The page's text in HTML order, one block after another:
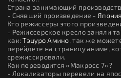
Страна занимающий
- Снявший произведение - Япония
Кто режиссеры этого
- Режиссерское кресло заняли
как:Тэцуро Амино, так же
перейдете на страницу аниме,
срежиссировали.
Как переводится «Макросс 7»?
- Локализаторы перевели на